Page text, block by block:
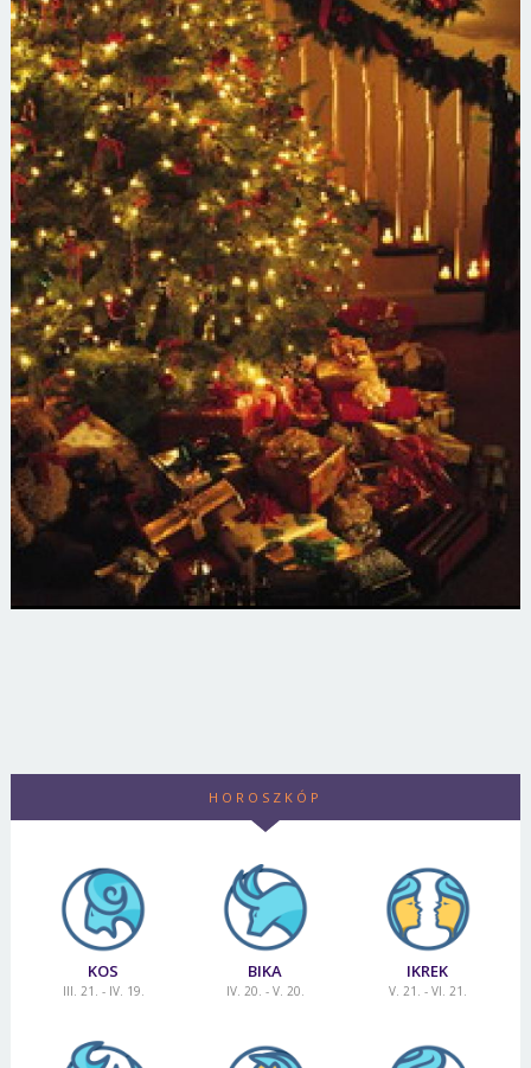
HOROSZKÓP
KOS
III. 21. - IV. 19.
BIKA
IV. 20. - V. 20.
IKREK
V. 21. - VI. 21.